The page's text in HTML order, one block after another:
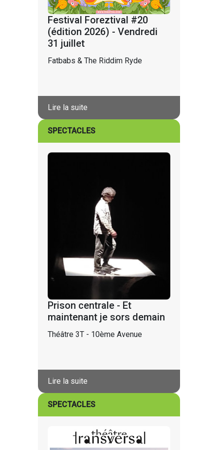
Festival Foreztival #20
(édition 2026) - Vendredi
31 juillet
Fatbabs & The Riddim Ryde
Lire la suite
SPECTACLES
Prison centrale - Et
maintenant je sors demain
Théâtre 3T - 10ème Avenue
Lire la suite
SPECTACLES